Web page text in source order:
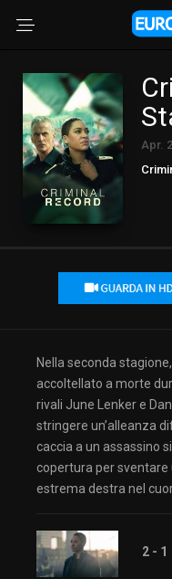
Apr.
Nella seconda
accoltellato a morte
rivali June Lenker e
stringere un’alleanza
caccia a un assassino
copertura per
estrema destra nel
2 - 1